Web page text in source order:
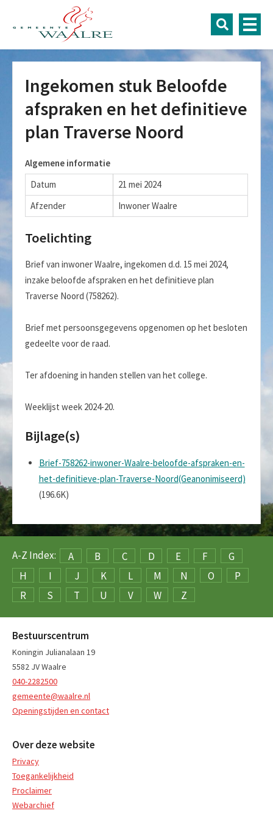
Ingekomen stuk Beloofde
afspraken en het definitieve
plan Traverse Noord
Algemene informatie
Datum
21 mei 2024
Afzender
Inwoner Waalre
Toelichting
Brief van inwoner Waalre, ingekomen d.d. 15 mei 2024,
inzake beloofde afspraken en het definitieve plan
Traverse Noord (758262).
Brief met persoonsgegevens opgenomen op het besloten
gedeelte voor de raad.
Ter afdoening in handen stellen van het college.
Weeklijst week 2024-20.
Bijlage(s)
Brief-758262-inwoner-Waalre-beloofde-afspraken-en-
het-definitieve-plan-Traverse-Noord(Geanonimiseerd)
(196.6K)
A-Z Index: A B C D E F
G
H
I J K L M N O
P
R
S T U V W Z
Bestuurscentrum
Koningin Julianalaan 19
5582 JV Waalre
040-2282500
gemeente@waalre.nl
Openingstijden en contact
Over deze website
Privacy
Toegankelijkheid
Proclaimer
Webarchief